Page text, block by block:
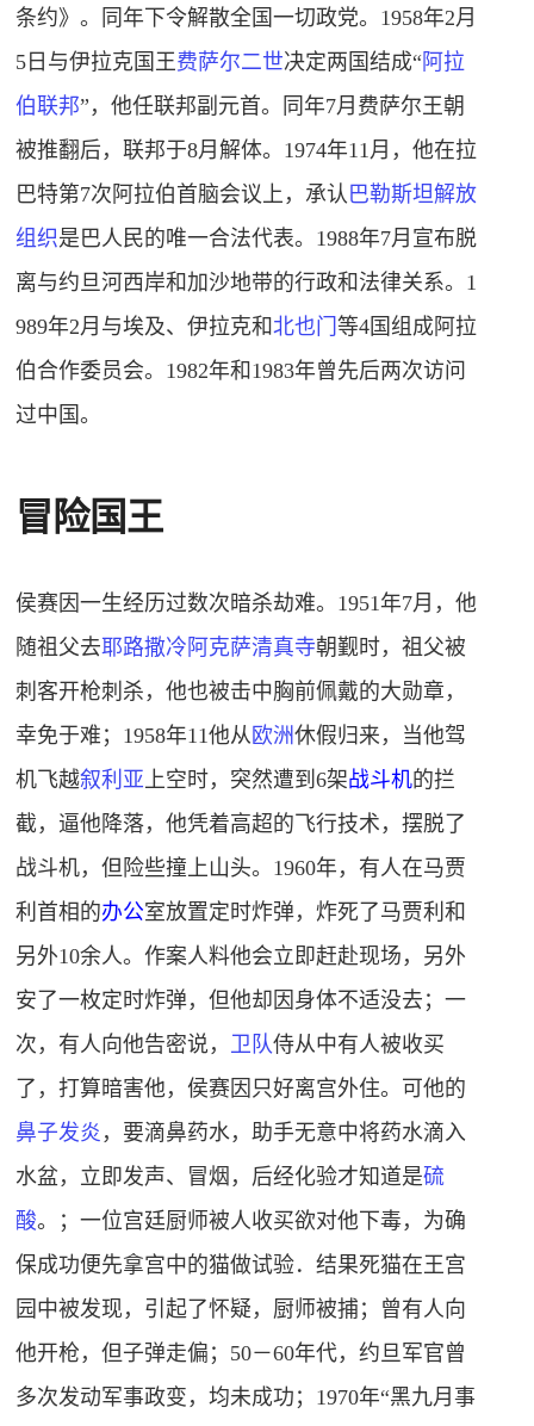
条约》。同年下令解散全国一切政党。1958年2月
5日与伊拉克国王费萨尔二世决定两国结成“阿拉
伯联邦”，他任联邦副元首。同年7月费萨尔王朝
被推翻后，联邦于8月解体。1974年11月，他在拉
巴特第7次阿拉伯首脑会议上，承认巴勒斯坦解放
组织是巴人民的唯一合法代表。1988年7月宣布脱
离与约旦河西岸和加沙地带的行政和法律关系。1
989年2月与埃及、伊拉克和北也门等4国组成阿拉
伯合作委员会。1982年和1983年曾先后两次访问
过中国。
冒险国王
侯赛因一生经历过数次暗杀劫难。1951年7月，他
随祖父去耶路撒冷 阿克萨清真寺朝觐时，祖父被
刺客开枪刺杀，他也被击中胸前佩戴的大勋章，
幸免于难；1958年11他从 欧洲休假归来，当他驾
机飞越叙利亚 上空时，突然遭到6架战斗机的拦
截，逼他降落，他凭着高超的飞行技术，摆脱了
战斗机，但险些撞上山头。1960年，有人在马贾
利首相的办公室放置定时炸弹，炸死了马贾利和
另外10余人。作案人料他会立即赶赴现场，另外
安了一枚定时炸弹，但他却因身体不适没去；一
次，有人向他告密说， 卫队侍从中有人被收买
了，打算暗害他，侯赛因只好离宫外住。可他的
鼻子发炎 ，要滴鼻药水，助手无意中将药水滴入
水盆，立即发声、冒烟，后经化验才知道是硫
酸。；一位宫廷厨师被人收买欲对他下毒，为确
保成功便先拿宫中的猫做试验．结果死猫在王宫
园中被发现，引起了怀疑，厨师被捕；曾有人向
他开枪，但子弹走偏；50－60年代，约旦军官曾
多次发动军事政变，均未成功；1970年“黑九月事